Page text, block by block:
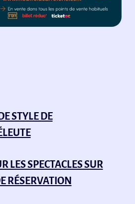
STYLE DE
LES SPECTACLES SUR
RÉSERVATION